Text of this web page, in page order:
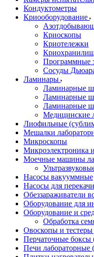
Кондуктометры
Криооборудование
Криоскопы
Криотележки
Программные
Сосуды
Ламинары
Ламинарные
Ламинарные
Ламинарные
Медицинские
Лиофильные
Мешалки
Микроскопы
Микроэлектроника
Моечные машины
Насосы вакууммные
Насосы для
Обеззараживатели
Оборудование для
Оборудование и
Обработка
Овоскопы и тестеры
Перчаточные боксы
Печи лабораторные